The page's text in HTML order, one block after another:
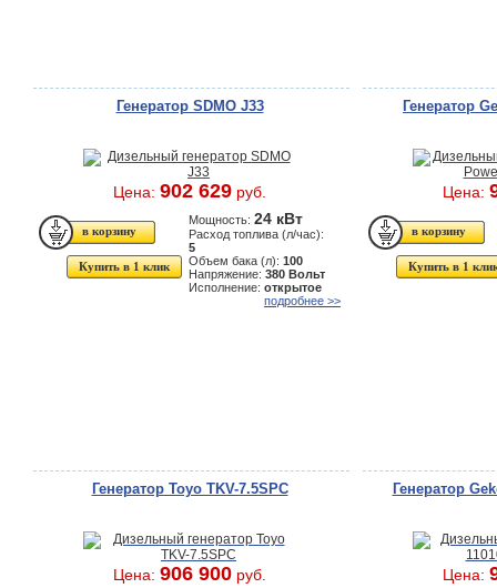
Генератор SDMO J33
Цена: 902 629 руб.
Купить в 1 клик
Мощность: 24 кВт
Расход топлива (л/час):
5
Объем бака (л): 100
Напряжение: 380 Вольт
Исполнение: открытое
подробнее >>
Генератор
Цена:
Купить в 1
Генератор Toyo TKV-7.5SPC
Цена: 906 900 руб.
Генератор
Цена: